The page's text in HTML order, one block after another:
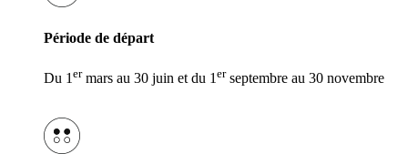
Période de départ
Du 1 ermars au 30 juin et du 1 erseptembre au 30 novembre